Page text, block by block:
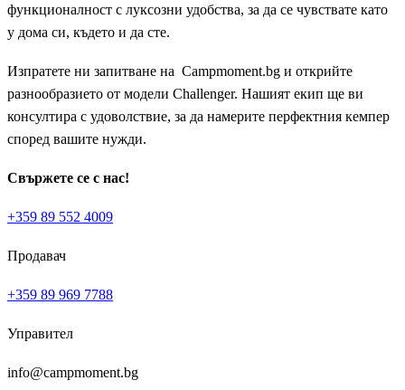
функционалност с луксозни удобства, за да се чувствате като
у дома си, където и да сте.
Изпратете ни запитване на Campmoment.bg и открийте
разнообразието от модели Challenger. Нашият екип ще ви
консултира с удоволствие, за да намерите перфектния кемпер
според вашите нужди.
Свържете се с нас!
+359 89 552 4009
Продавач
+359 89 969 7788
Управител
info@campmoment.bg